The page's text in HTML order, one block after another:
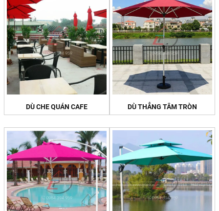
DÙ CHE QUÁN CAFE DÙ THẲNG TÂM TRÒN